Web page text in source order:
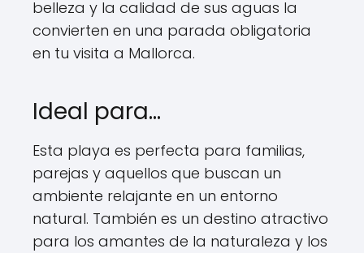
belleza y la calidad de sus aguas la
convierten en una parada obligatoria
en tu visita a Mallorca.
Ideal para…
Esta playa es perfecta para familias,
parejas y aquellos que buscan un
ambiente relajante en un entorno
natural. También es un destino atractivo
para los amantes de la naturaleza y los